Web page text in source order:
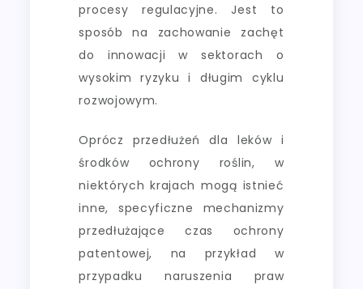
procesy regulacyjne. Jest to
sposób na zachowanie zachęt
do innowacji w sektorach o
wysokim ryzyku i długim cyklu
rozwojowym.
Oprócz przedłużeń dla leków i
środków ochrony roślin, w
niektórych krajach mogą istnieć
inne, specyficzne mechanizmy
przedłużające czas ochrony
patentowej, na przykład w
przypadku naruszenia praw